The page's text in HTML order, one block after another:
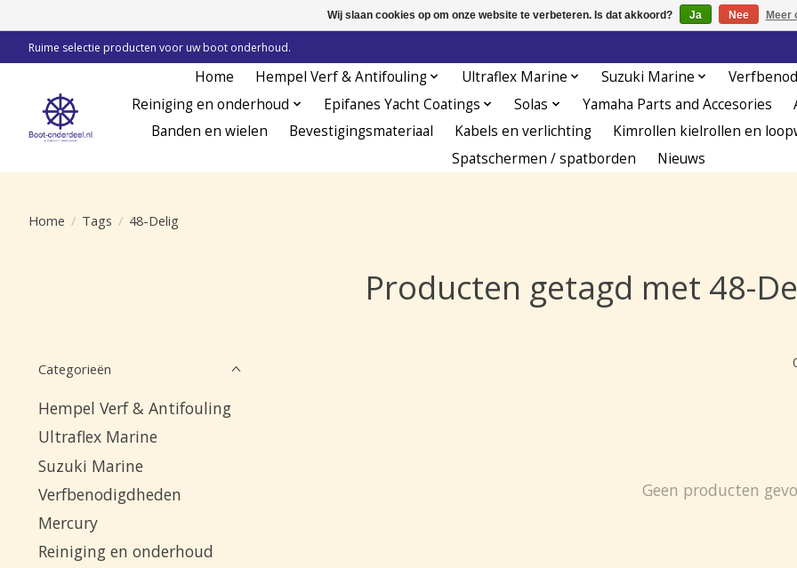
Ruime selectie producten voor uw boot onderhoud.
Home Hempel Verf & Antifouling Ultraflex Marine Suzuki Marine
Reiniging en onderhoud
Epifanes Yacht Coatings Solas Yamaha Parts and Accesories
Banden en wielen
Bevestigingsmateriaal Kabels en verlichting Kimrollen kielrollen en
Spatschermen / spatborden
Nieuws
Home / Tags / 48-Delig
Producten getagd met 48-
Categorieën
Hempel Verf & Antifouling
Ultraflex Marine
Suzuki Marine
Verfbenodigdheden
Mercury
Reiniging en onderhoud
Geen producten
Wij slaan cookies op om onze website te verbeteren. Is dat akkoord? Ja Nee Meer